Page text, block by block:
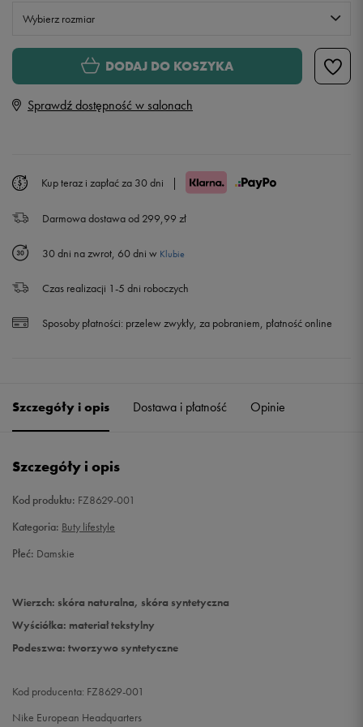
Wybierz rozmiar
Rozmiary EU
22,5 cm
37,5 23,5 cm
38 24 cm
38,5 24,5 cm
41 26,5 cm
DODAJ DO KOSZYKA
Sprawdź dostępność w salonach
Kup teraz i zapłać za 30 dni |
Darmowa dostawa od 299,99 zł
30 dni na zwrot, 60 dni w Klubie
Czas realizacji 1-5 dni roboczych
Sposoby płatności: przelew zwykły, za pobraniem, płatność online
Szczegóły i opis Dostawa i płatność Opinie
Szczegóły i opis
Kod produktu: FZ8629-001
Kategoria: Buty lifestyle
Płeć: Damskie
Wierzch: skóra naturalna, skóra syntetyczna
Wyściółka: materiał tekstylny
Podeszwa: tworzywo syntetyczne
Kod producenta: FZ8629-001
Nike European Headquarters